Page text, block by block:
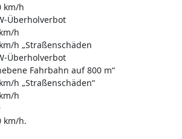
km/h
Überholverbot
h
h „Straßenschäden
Überholverbot
Fahrbahn auf 800 m“
h „Straßenschäden“
h
km/h.